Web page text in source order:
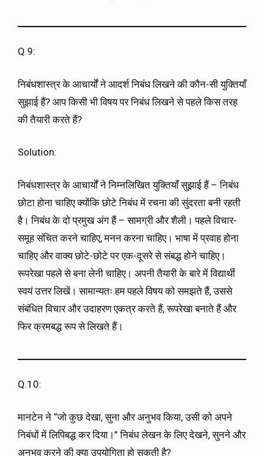
Q.9:
निबंधशास्त्र के आचार्यों ने आदर्श निबंध लिखने की कौन-सी युक्तियाँ
सुझाई हैं? आप किसी भी विषय पर निबंध लिखने से पहले किस तरह
की तैयारी करते हैं?
Solution:
निबंधशास्त्र के आचार्यों ने निम्नलिखित युक्तियाँ सुझाई हैं – निबंध
छोटा होना चाहिए क्योंकि छोटे निबंध में रचना की सुंदरता बनी रहती
है। निबंध के दो प्रमुख अंग हैं – सामग्री और शैली। पहले विचार-
समूह संचित करने चाहिए, मनन करना चाहिए। भाषा में प्रवाह होना
चाहिए और वाक्य छोटे-छोटे पर एक-दूसरे से संबद्ध होने चाहिए।
रूपरेखा पहले से बना लेनी चाहिए। अपनी तैयारी के बारे में विद्यार्थी
स्वयं उत्तर लिखें। सामान्यतः हम पहले विषय को समझते हैं, उससे
संबंधित विचार और उदाहरण एकत्र करते हैं, रूपरेखा बनाते हैं और
फिर क्रमबद्ध रूप से लिखते हैं।
Q.10:
मानटेन ने “जो कुछ देखा, सुना और अनुभव किया, उसी को अपने
निबंधों में लिपिबद्ध कर दिया।” निबंध लेखन के लिए देखने, सुनने और
अनुभव करने की क्या उपयोगिता हो सकती है?